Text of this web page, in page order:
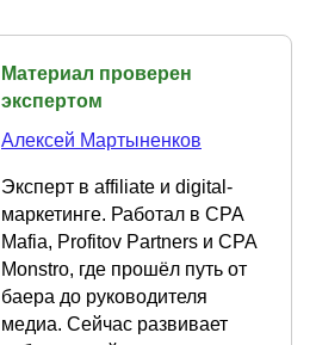
Материал проверен
экспертом
Алексей Мартыненков
Эксперт в affiliate и digital-
маркетинге. Работал в CPA
Mafia, Profitov Partners и CPA
Monstro, где прошёл путь от
баера до руководителя
медиа. Сейчас развивает